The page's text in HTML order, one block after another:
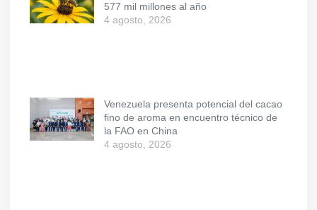
577 mil millones al año
4 agosto, 2026
Venezuela presenta potencial del cacao
fino de aroma en encuentro técnico de
la FAO en China
4 agosto, 2026